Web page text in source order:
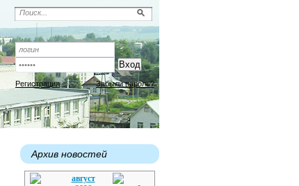
Регистрация Забыли пароль?
Архив новостей
август